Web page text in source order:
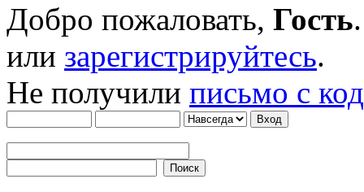
Добро пожаловать, Гость
или зарегистрируйтесь.
Не получили письмо с